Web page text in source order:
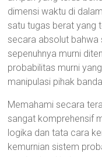
dimensi waktu di
satu tugas berat yang
secara absolut bahwa
sepenuhnya murni
probabilitas murni
manipulasi pihak
Memahami secara
sangat komprehensif
logika dan tata cara
kemurnian sistem